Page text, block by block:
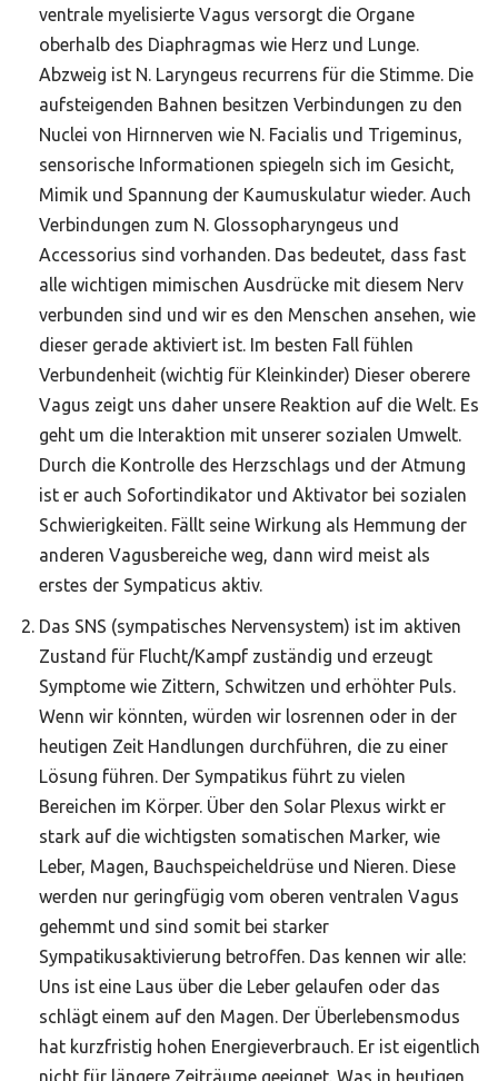
ventrale myelisierte Vagus versorgt die Organe
oberhalb des Diaphragmas wie Herz und Lunge.
Abzweig ist N. Laryngeus recurrens für die Stimme. Die
aufsteigenden Bahnen besitzen Verbindungen zu den
Nuclei von Hirnnerven wie N. Facialis und Trigeminus,
sensorische Informationen spiegeln sich im Gesicht,
Mimik und Spannung der Kaumuskulatur wieder. Auch
Verbindungen zum N. Glossopharyngeus und
Accessorius sind vorhanden. Das bedeutet, dass fast
alle wichtigen mimischen Ausdrücke mit diesem Nerv
verbunden sind und wir es den Menschen ansehen, wie
dieser gerade aktiviert ist. Im besten Fall fühlen
Verbundenheit (wichtig für Kleinkinder) Dieser oberere
Vagus zeigt uns daher unsere Reaktion auf die Welt. Es
geht um die Interaktion mit unserer sozialen Umwelt.
Durch die Kontrolle des Herzschlags und der Atmung
ist er auch Sofortindikator und Aktivator bei sozialen
Schwierigkeiten. Fällt seine Wirkung als Hemmung der
anderen Vagusbereiche weg, dann wird meist als
erstes der Sympaticus aktiv.
Das SNS (sympatisches Nervensystem) ist im aktiven
Zustand für Flucht/Kampf zuständig und erzeugt
Symptome wie Zittern, Schwitzen und erhöhter Puls.
Wenn wir könnten, würden wir losrennen oder in der
heutigen Zeit Handlungen durchführen, die zu einer
Lösung führen. Der Sympatikus führt zu vielen
Bereichen im Körper. Über den Solar Plexus wirkt er
stark auf die wichtigsten somatischen Marker, wie
Leber, Magen, Bauchspeicheldrüse und Nieren. Diese
werden nur geringfügig vom oberen ventralen Vagus
gehemmt und sind somit bei starker
Sympatikusaktivierung betroffen. Das kennen wir alle:
Uns ist eine Laus über die Leber gelaufen oder das
schlägt einem auf den Magen. Der Überlebensmodus
hat kurzfristig hohen Energieverbrauch. Er ist eigentlich
nicht für längere Zeiträume geeignet. Was in heutigen